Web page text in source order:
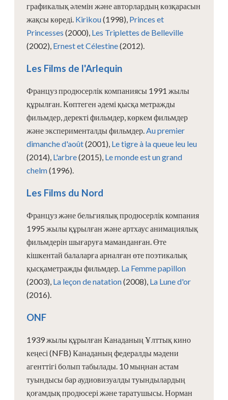
графикалық әлемін және авторлардың көзқарасын
жақсы көреді. Kirikou(1998), Princes et
Princesses (2000), Les Triplettes de Belleville
(2002), Ernest et Célestine(2012).
Les Films de l'Arlequin
Француз продюсерлік компаниясы 1991 жылы
құрылған. Көптеген әдемі қысқа метражды
фильмдер, деректі фильмдер, көркем фильмдер
және эксперименталды фильмдер. Au premier
dimanche d'août(2001), Le tigre à la queue leu leu
(2014), L'arbre(2015), Le monde est un grand
chelm(1996).
Les Films du Nord
Француз және бельгиялық продюсерлік компания
1995 жылы құрылған және артхаус анимациялық
фильмдерін шығаруға маманданған. Өте
кішкентай балаларға арналған өте поэтикалық
қысқаметражды фильмдер. La Femme papillon
(2003), La leçon de natation(2008), La Lune d'or
(2016).
ONF
1939 жылы құрылған Канаданың Ұлттық кино
кеңесі (NFB) Канаданың федералды мәдени
агенттігі болып табылады. 10 мыңнан астам
туындысы бар аудиовизуалды туындылардың
қоғамдық продюсері және таратушысы. Норман